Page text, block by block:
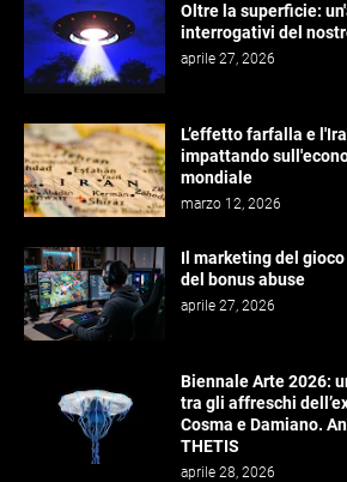
Oltre la superficie:
interrogativi del
aprile 27, 2026
L’effetto farfalla e
impattando
mondiale
marzo 12, 2026
Il marketing del
del bonus abuse
aprile 27, 2026
Biennale Arte 2026:
tra gli affreschi
Cosma e Damiano.
THETIS
aprile 28, 2026